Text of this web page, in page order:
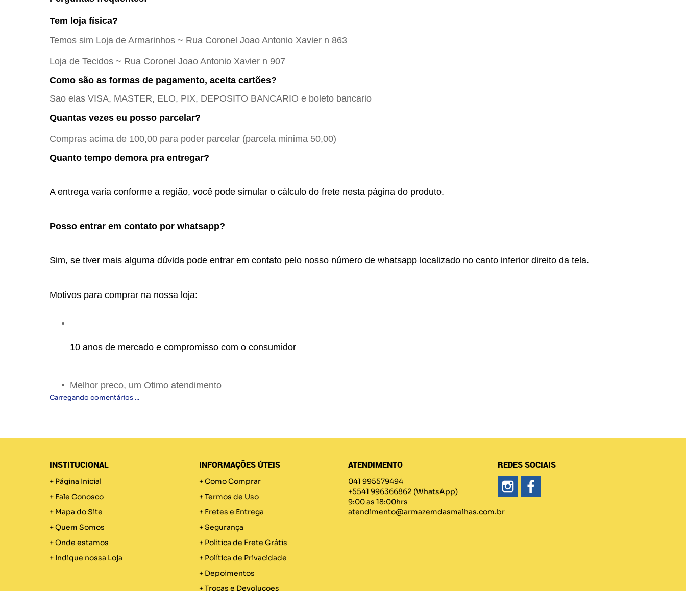
Tem loja física?
Temos sim Loja de Armarinhos ~ Rua Coronel Joao Antonio Xavier n 863
Loja de Tecidos ~ Rua Coronel Joao Antonio Xavier n 907
Como são as formas de pagamento, aceita cartões?
Sao elas VISA, MASTER, ELO, PIX, DEPOSITO BANCARIO e boleto bancario
Quantas vezes eu posso parcelar?
Compras acima de 100,00 para poder parcelar (parcela minima 50,00)
Quanto tempo demora pra entregar?
A entrega varia conforme a região, você pode simular o cálculo do frete nesta página do produto.
Posso entrar em contato por whatsapp?
Sim, se tiver mais alguma dúvida pode entrar em contato pelo nosso número de whatsapp localizado no canto inferior direito da tela.
Motivos para comprar na nossa loja:
10 anos de mercado e compromisso com o consumidor
Melhor preco, um Otimo atendimento
Carregando comentários ...
INSTITUCIONAL
Página Inicial
Fale Conosco
Mapa do Site
Quem Somos
Onde estamos
Indique nossa Loja
INFORMAÇÕES ÚTEIS
Como Comprar
Termos de Uso
Fretes e Entrega
Segurança
Politica de Frete Grátis
Política de Privacidade
Depoimentos
Trocas e Devolucoes
ATENDIMENTO
041 995579494
+5541 996366862 (WhatsApp)
9:00 as 18:00hrs
atendimento@armazemdasmalhas.com.br
REDES SOCIAIS